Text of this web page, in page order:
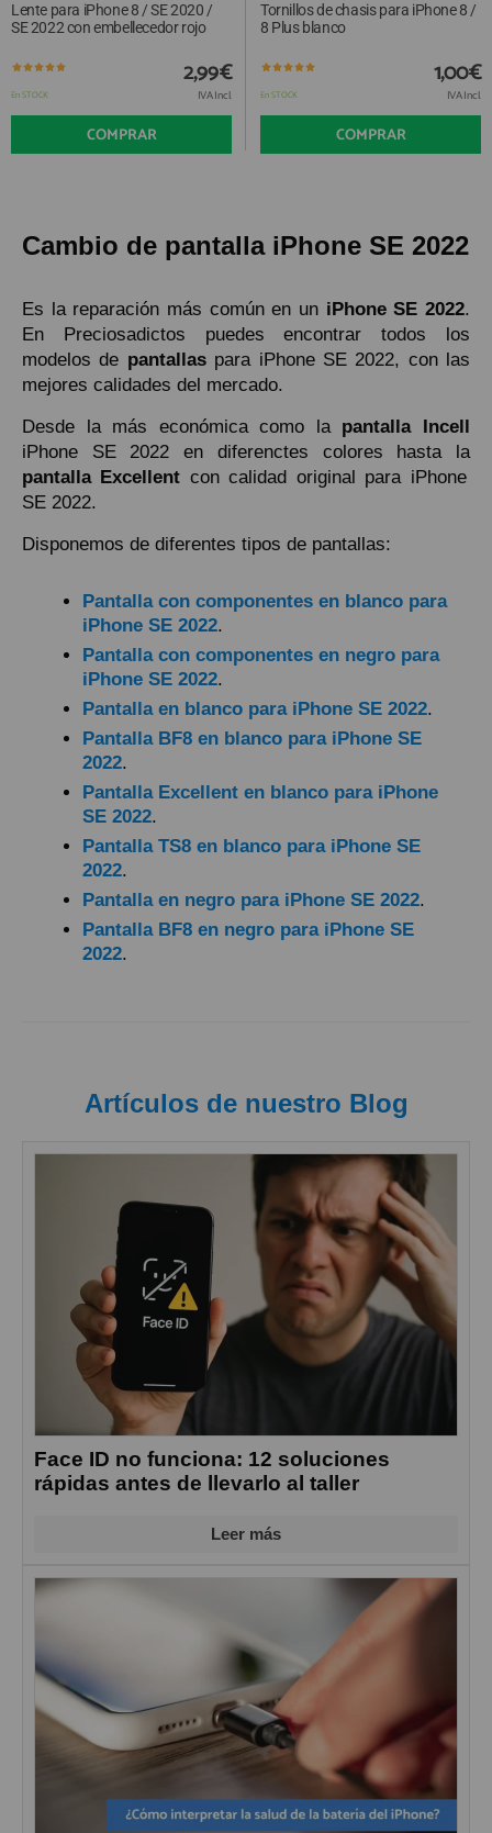
Lente para iPhone 8 / SE 2020 /
SE 2022 con embellecedor rojo
En STOCK
2,99€
IVA Incl.
COMPRAR
Tornillos de chasis para iPhone 8 /
8 Plus blanco
En STOCK
1,00€
IVA Incl.
COMPRAR
Cambio de pantalla iPhone SE 2022
Es la reparación más común en un iPhone SE 2022.
En Preciosadictos puedes encontrar todos los
modelos de pantallaspara iPhone SE 2022, con las
mejores calidades del mercado.
Desde la más económica como la pantalla Incell
iPhone SE 2022 en diferenctes colores hasta la
pantalla Excellent con calidad original para iPhone
SE 2022.
Disponemos de diferentes tipos de pantallas:
Pantalla con componentes en blanco para
iPhone SE 2022.
Pantalla con componentes en negro para
iPhone SE 2022.
Pantalla en blanco para iPhone SE 2022.
Pantalla BF8 en blanco para iPhone SE
2022.
Pantalla Excellent en blanco para iPhone
SE 2022.
Pantalla TS8 en blanco para iPhone SE
2022.
Pantalla en negro para iPhone SE 2022.
Pantalla BF8 en negro para iPhone SE
2022.
Artículos de nuestro Blog
Face ID no funciona: 12 soluciones
rápidas antes de llevarlo al taller
Leer más